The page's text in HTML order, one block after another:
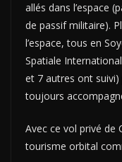
allés dans l’espace
de passif militaire).
l’espace, tous en
Spatiale
et 7 autres ont
toujours
Avec ce vol privé de
tourisme orbital